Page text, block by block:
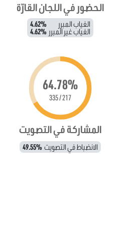
الحضور في اللجان القارّة
الغياب المبرر 4.62%
الغياب غير المبرر 4.62%
64.78%
217 / 335
المشاركة في التصويت
الانضباط في التصويت 49.55%